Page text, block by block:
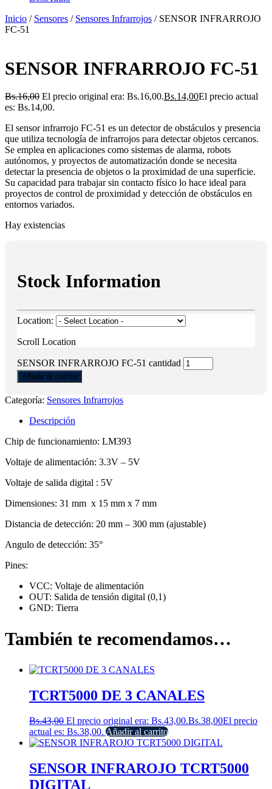
Inicio / Sensores / Sensores Infrarrojos / SENSOR INFRARROJO
FC-51
SENSOR INFRARROJO FC-51
Bs.16,00 El precio original era: Bs.16,00.Bs.14,00El precio actual
es: Bs.14,00.
El sensor infrarrojo FC-51 es un detector de obstáculos y presencia
que utiliza tecnología de infrarrojos para detectar objetos cercanos.
Se emplea en aplicaciones como sistemas de alarma, robots
autónomos, y proyectos de automatización donde se necesita
detectar la presencia de objetos o la proximidad de una superficie.
Su capacidad para trabajar sin contacto físico lo hace ideal para
proyectos de control de proximidad y detección de obstáculos en
entornos variados.
Hay existencias
Stock Information
Location:
Scroll Location
SENSOR INFRARROJO FC-51 cantidad
Añadir al carrito
Categoría: Sensores Infrarrojos
Descripción
Chip de funcionamiento: LM393
Voltaje de alimentación: 3.3V – 5V
Voltaje de salida digital : 5V
Dimensiones: 31 mm x 15 mm x 7 mm
Distancia de detección: 20 mm – 300 mm (ajustable)
Angulo de detección: 35°
Pines:
VCC: Voltaje de alimentación
OUT: Salida de tensión digital (0,1)
GND: Tierra
También te recomendamos…
TCRT5000 DE 3 CANALES
Bs.43,00 El precio original era: Bs.43,00.Bs.38,00El precio
actual es: Bs.38,00. Añadir al carrito
SENSOR INFRAROJO TCRT5000
DIGITAL